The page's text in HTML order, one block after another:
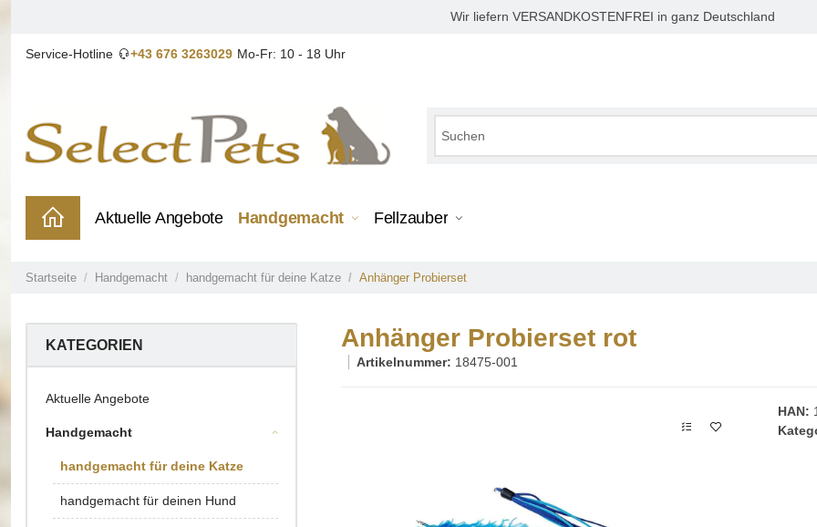
Wir liefern VERSANDKOSTENFREI in ganz Deutschland
Service-Hotline +43 676 3263029 Mo-Fr: 10 - 18 Uhr
Aktuelle Angebote Handgemacht Fellzauber
Startseite Handgemacht handgemacht für deine Katze Anhänger Probierset
Anhänger Probierset rot
Artikelnummer: 18475-001
HAN:
KATEGORIEN
Aktuelle Angebote
Handgemacht
handgemacht für deine Katze
handgemacht für deinen Hund